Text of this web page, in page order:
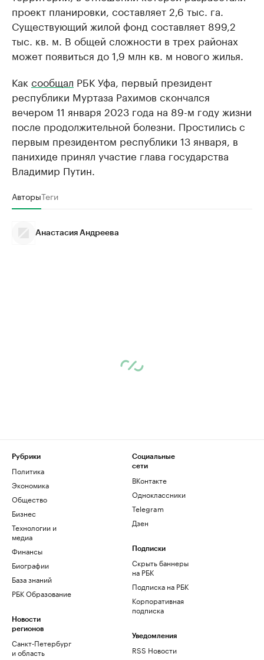
проект планировки, составляет 2,6 тыс. га.
Существующий жилой фонд составляет 899,2
тыс. кв. м. В общей сложности в трех районах
может появиться до 1,9 млн кв. м нового жилья.
Как сообщал РБК Уфа, первый президент
республики Муртаза Рахимов скончался
вечером 11 января 2023 года на 89-м году жизни
после продолжительной болезни. Простились с
первым президентом республики 13 января, в
панихиде принял участие глава государства
Владимир Путин.
АвторыТеги
Анастасия Андреева
Рубрики
Политика
Экономика
Общество
Бизнес
Технологии и
медиа
Финансы
Биографии
База знаний
РБК Образование
Новости
регионов
Санкт-Петербург
и область
Социальные
сети
ВКонтакте
Одноклассники
Telegram
Дзен
Подписки
Скрыть баннеры
на РБК
Подписка на РБК
Корпоративная
подписка
Уведомления
RSS Новости